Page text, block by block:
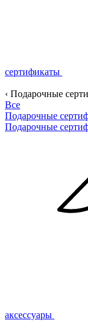
сертификаты
‹ Подарочные
Все
Подарочные
Подарочные
аксессуары